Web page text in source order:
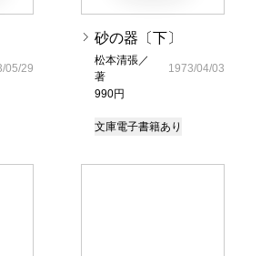
05/29
砂の器〔下〕
松本清張／
著
990円
1973/04/03
文庫電子書籍あり